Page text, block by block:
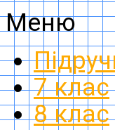
Меню
7 клас
8 клас